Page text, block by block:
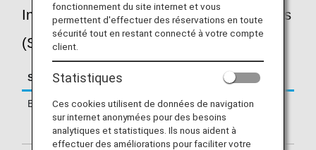
Informations sur les vols Singapore Airlines
(SQ)
Service Description
Enregistrement
Enregistrement au comptoir
Singapore Airlines (SQ). Vérifiez le
terminal de départ sur votre billet.
fonctionnement du site internet et vous
permettent d'effectuer des réservations en toute
sécurité tout en restant connecté à votre compte
client.
Statistiques
Ces cookies utilisent de données de navigation
sur internet anonymées pour des besoins
analytiques et statistiques. Ils nous aident à
effectuer des améliorations pour faciliter votre